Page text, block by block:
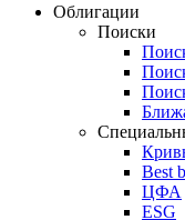
Облигации
Поиски
Best
ЦФА
ESG